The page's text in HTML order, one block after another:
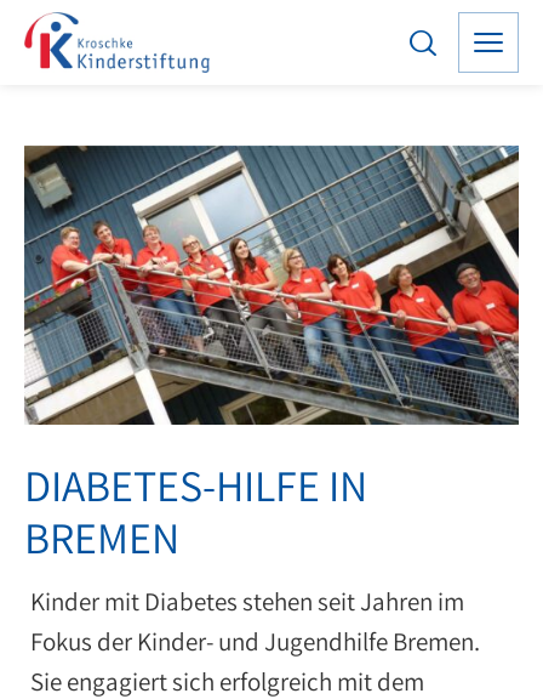
DIABETES-HILFE IN
BREMEN
Kinder mit Diabetes stehen seit Jahren im
Fokus der Kinder- und Jugendhilfe Bremen.
Sie engagiert sich erfolgreich mit dem